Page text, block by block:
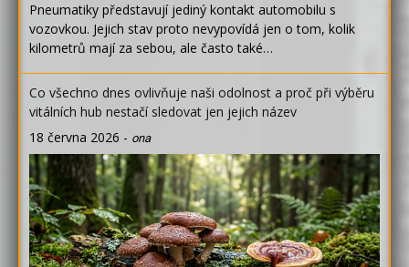
Pneumatiky představují jediný kontakt automobilu s
vozovkou. Jejich stav proto nevypovídá jen o tom, kolik
kilometrů mají za sebou, ale často také…
Co všechno dnes ovlivňuje naši odolnost a proč při výběru
vitálních hub nestačí sledovat jen jejich název
18 června 2026 - ona